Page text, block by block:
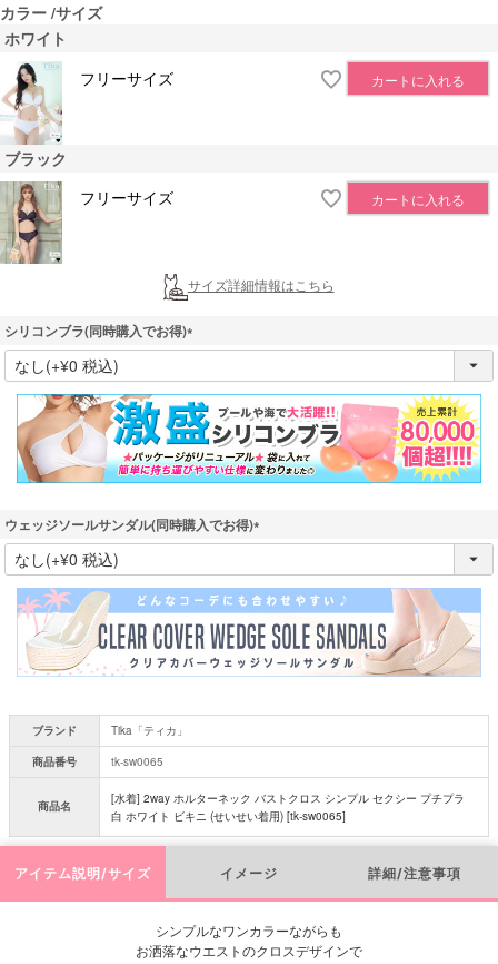
カラー サイズ
ホワイト
フリーサイズ
カートに入れる
ブラック
フリーサイズ
カートに入れる
サイズ詳細情報はこちら
シリコンブラ(同時購入でお得)
(
須
)
ウェッジソールサンダル(同時購入でお得)
(
須
)
ブランド
Tika「ティカ」
商品番号
tk-sw0065
商品名
[水着] 2way ホルターネック バストクロス シンプル セクシー プチプラ
白 ホワイト ビキニ (せいせい着用) [tk-sw0065]
アイテム説明/サイズ イメージ 詳細/注意事項
シンプルなワンカラーながらも
お洒落なウエストのクロスデザインで